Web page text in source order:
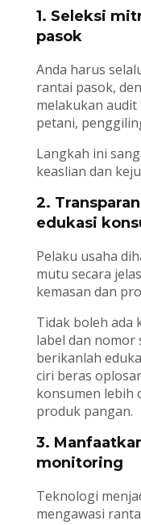
1. Seleksi
pasok
Anda harus
rantai pasok,
melakukan
petani,
Langkah ini
keaslian dan
2.
edukasi
Pelaku usaha
mutu secara
kemasan dan
Tidak boleh ada
label dan nomor
berikanlah
ciri beras
konsumen lebih
produk pangan.
3.
monitoring
Teknologi
mengawasi